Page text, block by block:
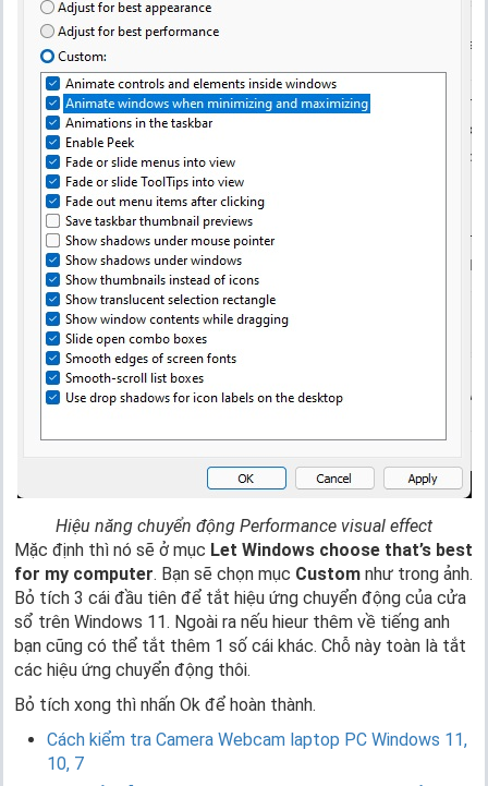
Hiệu năng chuyển động Performance visual effect
Mặc định thì nó sẽ ở mục Let Windows choose that’s best
for my computer. Bạn sẽ chọn mục Custom như trong ảnh.
Bỏ tích 3 cái đầu tiên để tắt hiệu ứng chuyển động của cửa
sổ trên Windows 11. Ngoài ra nếu hieur thêm về tiếng anh
bạn cũng có thể tắt thêm 1 số cái khác. Chỗ này toàn là tắt
các hiệu ứng chuyển động thôi.
Bỏ tích xong thì nhấn Ok để hoàn thành.
Cách kiểm tra Camera Webcam laptop PC Windows 11,
10, 7